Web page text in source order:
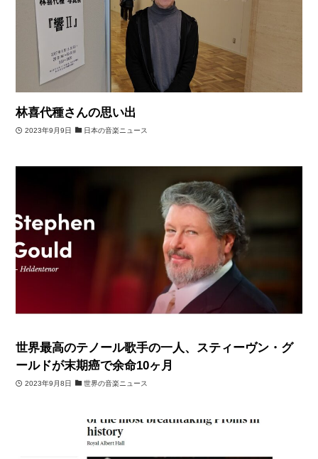
林喜代種さんの思い出
2023年9月9日 日本の音楽ニュース
世界最高のテノール歌手の一人、スティーヴン・グ
ールドが末期癌で余命10ヶ月
2023年9月8日 世界の音楽ニュース